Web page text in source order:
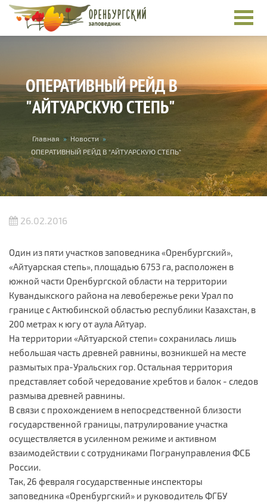
Перейти к основному содержанию
ОПЕРАТИВНЫЙ РЕЙД В
"АЙТУАРСКУЮ СТЕПЬ"
Вы здесь
Главная » Новости »
ОПЕРАТИВНЫЙ РЕЙД В "АЙТУАРСКУЮ СТЕПЬ"
26.02.2016
Один из пяти участков заповедника «Оренбургский»,
«Айтуарская степь», площадью 6753 га, расположен в
южной части Оренбургской области на территории
Кувандыкского района на левобережье реки Урал по
границе с Актюбинской областью республики Казахстан, в
200 метрах к югу от аула Айтуар.
На территории «Айтуарской степи» сохранилась лишь
небольшая часть древней равнины, возникшей на месте
размытых пра-Уральских гор. Остальная территория
представляет собой чередование хребтов и балок - следов
размыва древней равнины.
В связи с прохождением в непосредственной близости
государственной границы, патрулирование участка
осуществляется в усиленном режиме и активном
взаимодействии с сотрудниками Погрануправления ФСБ
России.
Так, 26 февраля государственные инспекторы
заповедника «Оренбургский» и руководитель ФГБУ